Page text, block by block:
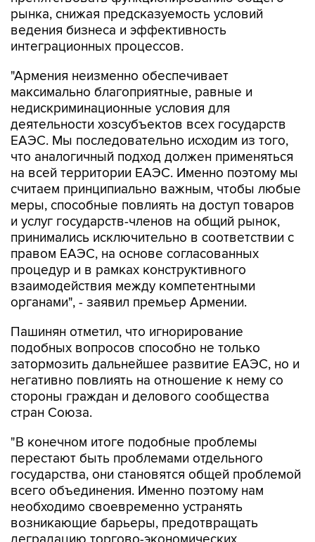
рынка, снижая предсказуемость условий
ведения бизнеса и эффективность
интеграционных процессов.
"Армения неизменно обеспечивает
максимально благоприятные, равные и
недискриминационные условия для
деятельности хозсубъектов всех государств
ЕАЭС. Мы последовательно исходим из того,
что аналогичный подход должен применяться
на всей территории ЕАЭС. Именно поэтому мы
считаем принципиально важным, чтобы любые
меры, способные повлиять на доступ товаров
и услуг государств-членов на общий рынок,
принимались исключительно в соответствии с
правом ЕАЭС, на основе согласованных
процедур и в рамках конструктивного
взаимодействия между компетентными
органами", - заявил премьер Армении.
Пашинян отметил, что игнорирование
подобных вопросов способно не только
затормозить дальнейшее развитие ЕАЭС, но и
негативно повлиять на отношение к нему со
стороны граждан и делового сообщества
стран Союза.
"В конечном итоге подобные проблемы
перестают быть проблемами отдельного
государства, они становятся общей проблемой
всего объединения. Именно поэтому нам
необходимо своевременно устранять
возникающие барьеры, предотвращать